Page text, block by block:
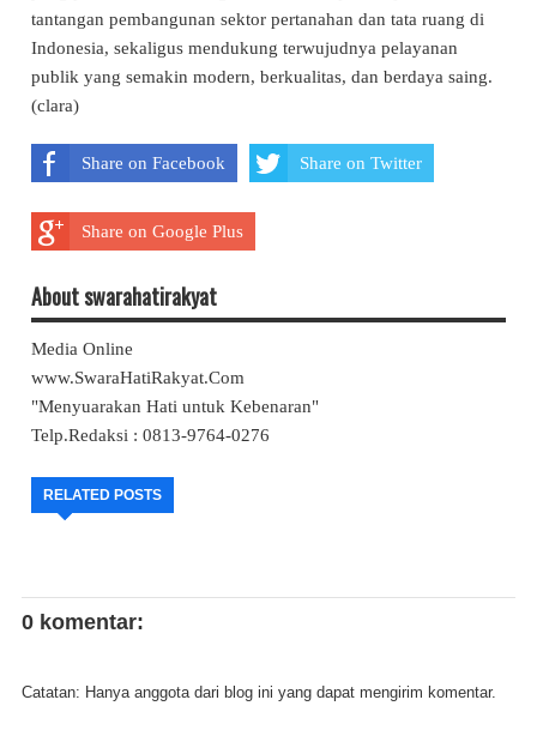
tantangan pembangunan sektor pertanahan dan tata ruang di
Indonesia, sekaligus mendukung terwujudnya pelayanan
publik yang semakin modern, berkualitas, dan berdaya saing.
(clara)
Share on Facebook Share on Twitter
Share on Google Plus
About swarahatirakyat
Media Online
www.SwaraHatiRakyat.Com
"Menyuarakan Hati untuk Kebenaran"
Telp.Redaksi : 0813-9764-0276
RELATED POSTS
0 komentar:
Catatan: Hanya anggota dari blog ini yang dapat mengirim komentar.